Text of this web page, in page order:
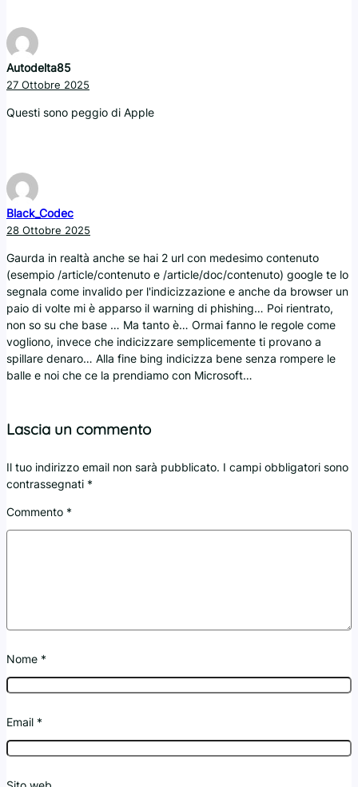
Autodelta85
27 Ottobre 2025
Questi sono peggio di Apple
Black_Codec
28 Ottobre 2025
Gaurda in realtà anche se hai 2 url con medesimo contenuto
(esempio /article/contenuto e /article/doc/contenuto) google te lo
segnala come invalido per l'indicizzazione e anche da browser un
paio di volte mi è apparso il warning di phishing… Poi rientrato,
non so su che base … Ma tanto è… Ormai fanno le regole come
vogliono, invece che indicizzare semplicemente ti provano a
spillare denaro… Alla fine bing indicizza bene senza rompere le
balle e noi che ce la prendiamo con Microsoft…
Lascia un commento
Il tuo indirizzo email non sarà pubblicato. I campi obbligatori sono
contrassegnati *
Commento *
Nome *
Email *